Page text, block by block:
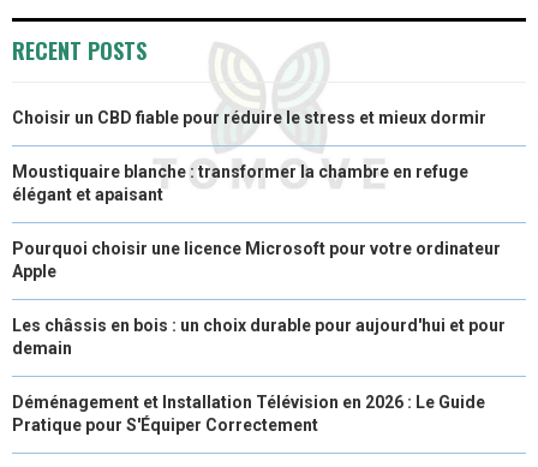
RECENT POSTS
Choisir un CBD fiable pour réduire le stress et mieux dormir
Moustiquaire blanche : transformer la chambre en refuge
élégant et apaisant
Pourquoi choisir une licence Microsoft pour votre ordinateur
Apple
Les châssis en bois : un choix durable pour aujourd'hui et pour
demain
Déménagement et Installation Télévision en 2026 : Le Guide
Pratique pour S'Équiper Correctement